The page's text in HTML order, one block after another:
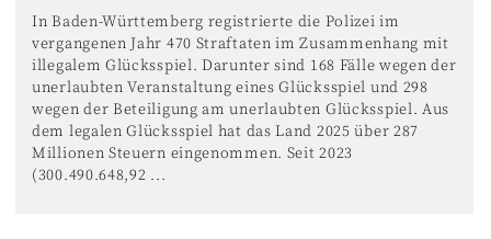
In Baden-Württemberg registrierte die Polizei im
vergangenen Jahr 470 Straftaten im Zusammenhang mit
illegalem Glücksspiel. Darunter sind 168 Fälle wegen der
unerlaubten Veranstaltung eines Glücksspiel und 298
wegen der Beteiligung am unerlaubten Glücksspiel. Aus
dem legalen Glücksspiel hat das Land 2025 über 287
Millionen Steuern eingenommen. Seit 2023
(300.490.648,92 ...